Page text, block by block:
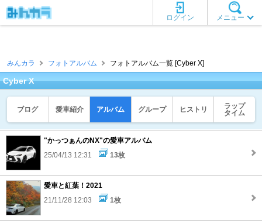
メニュー
ログイン
みんカラ フォトアルバム フォトアルバム一覧 [Cyber X]
Cyber X
ブログ 愛車紹介 アルバム グループ ヒストリ
ラップ
タイム
"かっつぁんのNX"の愛車アルバム
25/04/13 12:31
13枚
愛車と紅葉！2021
21/11/28 12:03
1枚